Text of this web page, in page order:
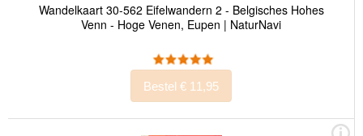
Wandelkaart 30-562 Eifelwandern 2 - Belgisches Hohes
Venn - Hoge Venen, Eupen | NaturNavi
Bestel € 11,95